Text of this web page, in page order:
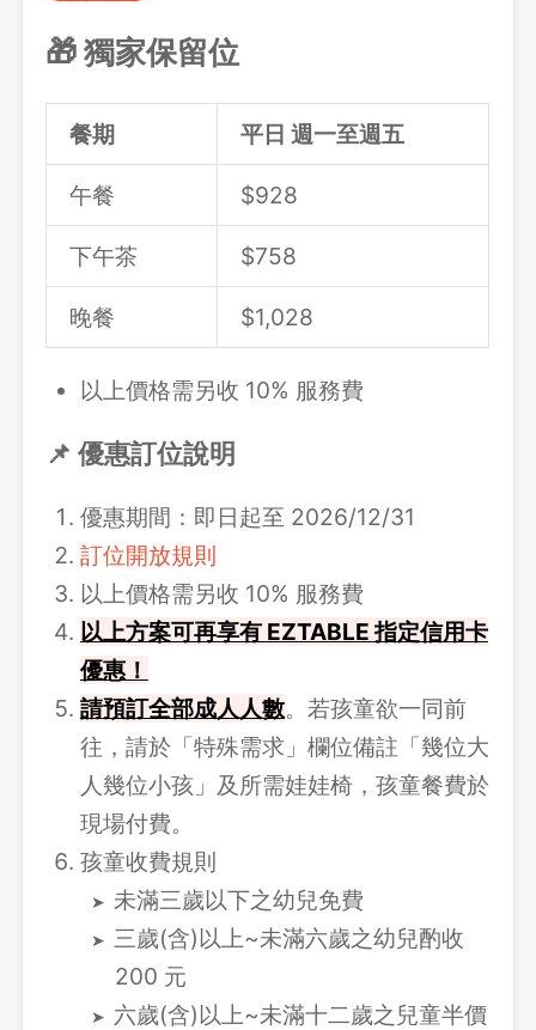
🎁 獨家保留位
餐期 平日 週一至週五
午餐 $928
下午茶 $758
晚餐 $1,028
以上價格需另收 10% 服務費
📌 優惠訂位說明
優惠期間：即日起至 2026/12/31
訂位開放規則
以上價格需另收 10% 服務費
以上方案可再享有 EZTABLE 指定信用卡
優惠！
請預訂全部成人人數。若孩童欲一同前
往，請於「特殊需求」欄位備註「幾位大
人幾位小孩」及所需娃娃椅，孩童餐費於
現場付費。
孩童收費規則
未滿三歲以下之幼兒免費
三歲(含)以上~未滿六歲之幼兒酌收
200 元
六歲(含)以上~未滿十二歲之兒童半價